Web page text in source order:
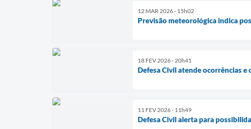
12 MAR 2026 - 15h02
Previsão meteorológica indica
18 FEV 2026 - 20h41
Defesa Civil atende ocorrências
11 FEV 2026 - 11h49
Defesa Civil alerta para